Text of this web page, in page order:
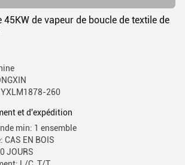
de vapeur de boucle de textile de
260
et d'expédition
min: 1 ensemble
EN BOIS
JOURS